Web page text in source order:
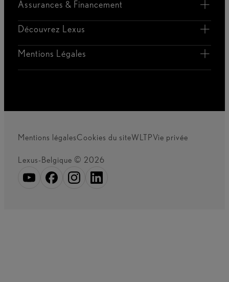
Assurances & Financement
Découvrez Lexus
Mentions Légales
Mentions légalesCookies du siteWLTPVie privée
Lexus-Belgique © 2026